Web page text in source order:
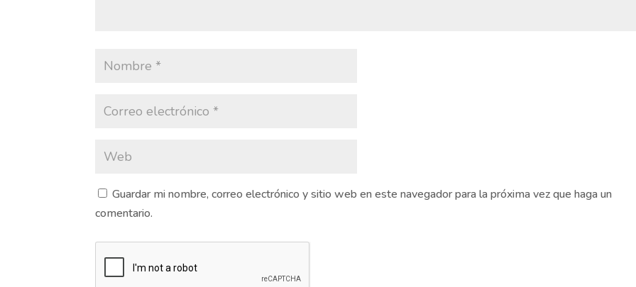
Guardar mi nombre, correo electrónico y sitio web en este navegador para la próxima vez que haga un
comentario.